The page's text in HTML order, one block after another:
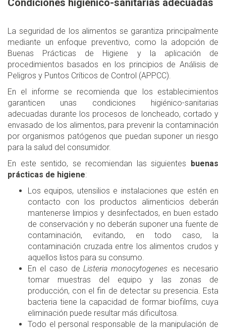
Condiciones higiénico-sanitarias adecuadas
La seguridad de los alimentos se garantiza principalmente
mediante un enfoque preventivo, como la adopción de
Buenas Prácticas de Higiene y la aplicación de
procedimientos basados en los principios de Análisis de
Peligros y Puntos Críticos de Control (APPCC).
En el informe se recomienda que los establecimientos
garanticen unas condiciones higiénico-sanitarias
adecuadas durante los procesos de loncheado, cortado y
envasado de los alimentos, para prevenir la contaminación
por organismos patógenos que puedan suponer un riesgo
para la salud del consumidor.
En este sentido, se recomiendan las siguientes buenas
prácticas de higiene:
Los equipos, utensilios e instalaciones que estén en
contacto con los productos alimenticios deberán
mantenerse limpios y desinfectados, en buen estado
de conservación y no deberán suponer una fuente de
contaminación, evitando, en todo caso, la
contaminación cruzada entre los alimentos crudos y
aquellos listos para su consumo.
En el caso deListeria monocytogenes es necesario
tomar muestras del equipo y las zonas de
producción, con el fin de detectar su presencia. Esta
bacteria tiene la capacidad de formar biofilms, cuya
eliminación puede resultar más dificultosa.
Todo el personal responsable de la manipulación de